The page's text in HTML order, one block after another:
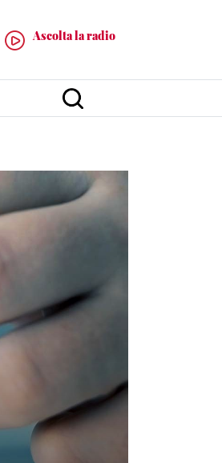
Ascolta la radio